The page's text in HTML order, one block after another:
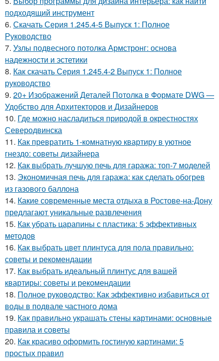
подходящий инструмент
6. Скачать Серия 1.245.4-5 Выпуск 1: Полное
Руководство
7. Узлы подвесного потолка Армстронг: основа
надежности и эстетики
8. Как скачать Серия 1.245.4-2 Выпуск 1: Полное
руководство
9. 20+ Изображений Деталей Потолка в Формате DWG —
Удобство для Архитекторов и Дизайнеров
10. Где можно насладиться природой в окрестностях
Северодвинска
11. Как превратить 1-комнатную квартиру в уютное
гнездо: советы дизайнера
12. Как выбрать лучшую печь для гаража: топ-7 моделей
13. Экономичная печь для гаража: как сделать обогрев
из газового баллона
14. Какие современные места отдыха в Ростове-на-Дону
предлагают уникальные развлечения
15. Как убрать царапины с пластика: 5 эффективных
методов
16. Как выбрать цвет плинтуса для пола правильно:
советы и рекомендации
17. Как выбрать идеальный плинтус для вашей
квартиры: советы и рекомендации
18. Полное руководство: Как эффективно избавиться от
воды в подвале частного дома
19. Как правильно украшать стены картинами: основные
правила и советы
20. Как красиво оформить гостиную картинами: 5
простых правил